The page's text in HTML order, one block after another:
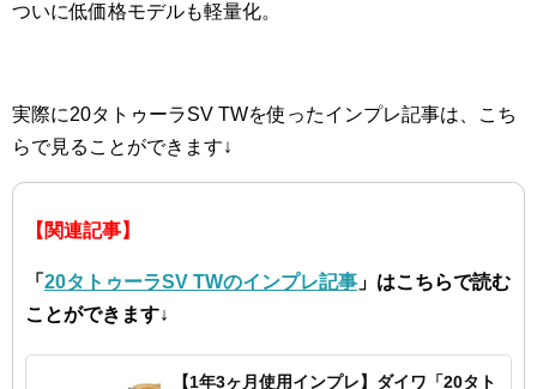
ついに低価格モデルも軽量化。
実際に20タトゥーラSV TWを使ったインプレ記事は、こち
らで見ることができます↓
【関連記事】
「 20タトゥーラSV TWのインプレ記事 」はこちらで読む
ことができます↓
【1年3ヶ月使用インプレ】ダイワ「20タト